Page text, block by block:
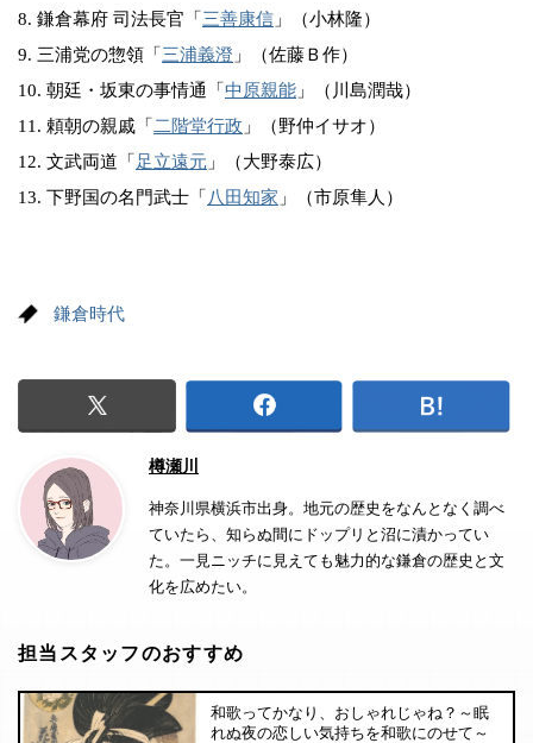
8. 鎌倉幕府 司法長官「 三善康信 」（小林隆）
9. 三浦党の惣領「 三浦義澄 」（佐藤Ｂ作）
10. 朝廷・坂東の事情通「 中原親能 」（川島潤哉）
11. 頼朝の親戚「 二階堂行政 」（野仲イサオ）
12. 文武両道「 足立遠元 」（大野泰広）
13. 下野国の名門武士「 八田知家 」（市原隼人）
鎌倉時代
樽瀬川
神奈川県横浜市出身。地元の歴史をなんとなく調べ
ていたら、知らぬ間にドップリと沼に漬かってい
た。一見ニッチに見えても魅力的な鎌倉の歴史と文
化を広めたい。
担当スタッフのおすすめ
和歌ってかなり、おしゃれじゃね？～眠
れぬ夜の恋しい気持ちを和歌にのせて～